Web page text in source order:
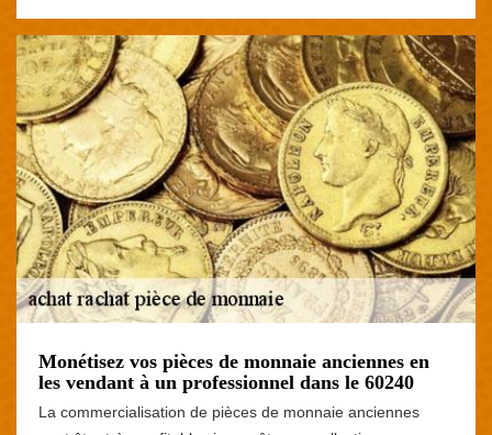
Monétisez vos pièces de monnaie anciennes en
les vendant à un professionnel dans le 60240
La commercialisation de pièces de monnaie anciennes